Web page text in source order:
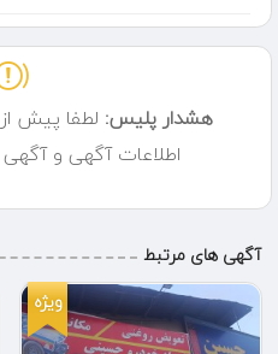
هشدار پلیس: لطفا پیش
اطلاعات آگهی و
آگهی های مرتبط
ویژه